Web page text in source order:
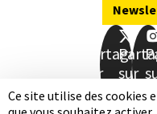
Ce site utilise des cookies
Partager
sur
Facebook
sur